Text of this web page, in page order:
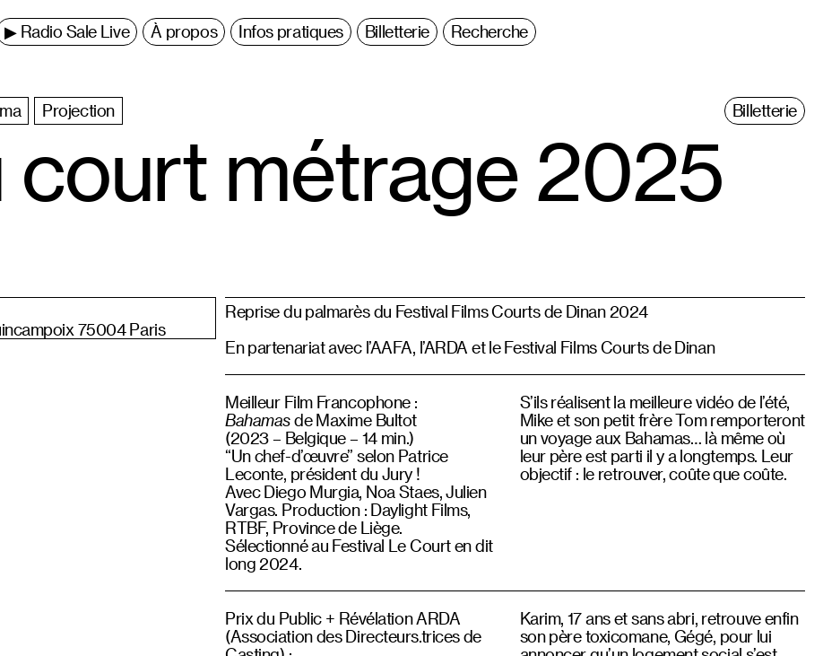
▶ Radio Sale Live À propos Infos pratiques Billetterie Recherche
Projection Billetterie
court métrage 2025
75004 Paris
Reprise du palmarès du Festival Films Courts de Dinan 2024
En partenariat avec l’AAFA, l’ARDA et le Festival Films Courts de Dinan
Meilleur Film Francophone :
Bahamasde Maxime Bultot
(2023 – Belgique – 14 min.)
“Un chef-d’œuvre” selon Patrice
Leconte, président du Jury !
Avec Diego Murgia, Noa Staes, Julien
Vargas. Production : Daylight Films,
RTBF, Province de Liège.
Sélectionné au Festival Le Court en dit
long 2024.
S’ils réalisent la meilleure vidéo de l’été,
Mike et son petit frère Tom remporteront
un voyage aux Bahamas… là même où
leur père est parti il y a longtemps. Leur
objectif : le retrouver, coûte que coûte.
Prix du Public + Révélation ARDA
(Association des Directeurs.trices de
Karim, 17 ans et sans abri, retrouve enfin
son père toxicomane, Gégé, pour lui